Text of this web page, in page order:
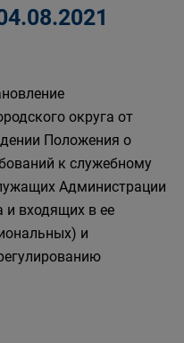
округа от
Положения о
к служебному
Администрации
и входящих в ее
и